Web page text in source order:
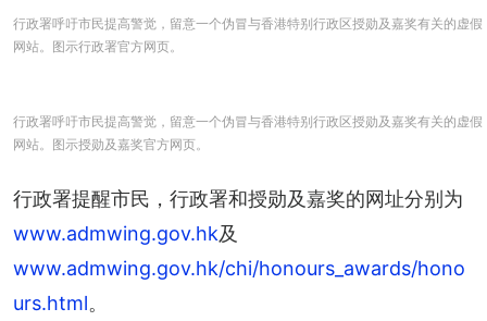
行政署呼吁市民提高警觉，留意一个伪冒与香港特别行政区授勋及嘉奖有关的虚假
网站。图示行政署官方网页。
行政署呼吁市民提高警觉，留意一个伪冒与香港特别行政区授勋及嘉奖有关的虚假
网站。图示授勋及嘉奖官方网页。
行政署提醒市民，行政署和授勋及嘉奖的网址分别为
www.admwing.gov.hk及
www.admwing.gov.hk/chi/honours_awards/hono
urs.html。